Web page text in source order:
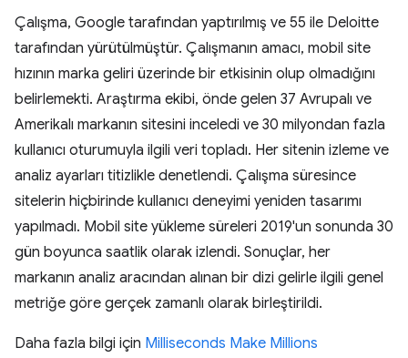
Çalışma, Google tarafından yaptırılmış ve 55 ile Deloitte
tarafından yürütülmüştür. Çalışmanın amacı, mobil site
hızının marka geliri üzerinde bir etkisinin olup olmadığını
belirlemekti. Araştırma ekibi, önde gelen 37 Avrupalı ve
Amerikalı markanın sitesini inceledi ve 30 milyondan fazla
kullanıcı oturumuyla ilgili veri topladı. Her sitenin izleme ve
analiz ayarları titizlikle denetlendi. Çalışma süresince
sitelerin hiçbirinde kullanıcı deneyimi yeniden tasarımı
yapılmadı. Mobil site yükleme süreleri 2019'un sonunda 30
gün boyunca saatlik olarak izlendi. Sonuçlar, her
markanın analiz aracından alınan bir dizi gelirle ilgili genel
metriğe göre gerçek zamanlı olarak birleştirildi.
Daha fazla bilgi için Milliseconds Make Millions